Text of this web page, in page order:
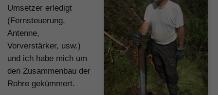
Umsetzer erledigt
(Fernsteuerung,
Antenne,
Vorverstärker, usw.)
und ich habe mich um
den Zusammenbau der
Rohre gekümmert.